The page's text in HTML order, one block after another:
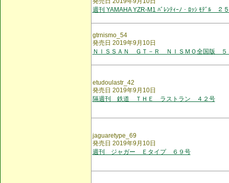
週刊 YAMAHA YZR-M1 ﾊﾞﾚﾝﾃｨｰﾉ・ﾛｯｼ ﾓﾃﾞﾙ ２５
gtrnismo_54
発売日 2019年9月10日
ＮＩＳＳＡＮ ＧＴ－Ｒ ＮＩＳＭＯ全国版 ５
etudoulastr_42
発売日 2019年9月10日
隔週刊 鉄道 ＴＨＥ ラストラン ４２号
jaguaretype_69
発売日 2019年9月10日
週刊 ジャガー Ｅタイプ ６９号